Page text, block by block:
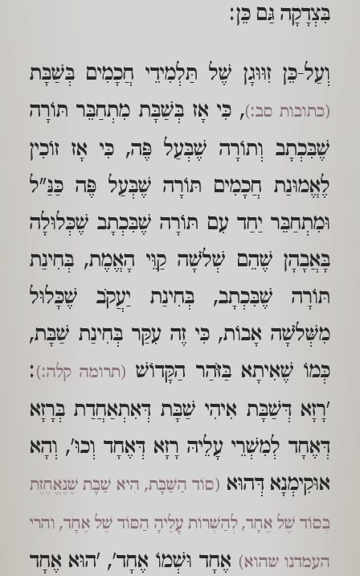
בִּצְדָקָה גַּם כֵּן:
וְעַל-כֵּן זִוּוּגָן שֶׁל תַּלְמִידֵי חֲכָמִים בְּשַׁבָּת
(כתובות סב:), כִּי אָז בְּשַׁבָּת מִתְחַבֵּר תּוֹרָה
שֶׁבִּכְתָב וְתוֹרָה שֶׁבְּעַל פֶּה, כִּי אָז זוֹכִין
לֶאֱמוּנַת חֲכָמִים תּוֹרָה שֶׁבְּעַל פֶּה כַּנַּ"ל
וּמִתְחַבֵּר יַחַד עִם תּוֹרָה שֶׁבִּכְתָב שֶׁכְּלוּלָה
בָּאֲבָהָן שֶׁהֵם שְׁלֹשָׁה קַוֵּי הָאֱמֶת, בְּחִינַת
תּוֹרָה שֶׁבִּכְתָב, בְּחִינַת יַעֲקֹב שֶׁכָּלוּל
מִשְּׁלֹשָׁה אָבוֹת, כִּי זֶה עִקַּר בְּחִינַת שַׁבָּת,
כְּמוֹ שֶׁאִיתָא בַּזֹּהַר הַקָּדוֹשׁ (תרומה קלה:):
'רָזָא דְּשַׁבָּת אִיהִי שַׁבָּת דְּאִתְאַחֲדַת בְּרָזָא
דְּאֶחָד לְמִשְׁרֵי עָלֵיהּ רָזָא דְּאֶחָד וְכוּ', וְהָא
אוּקִימְנָא דְּהוּא (סוֹד הַשַּׁבָּת, הִיא שַׁבָּת שֶׁנֶּאֱחֶזֶת
בְּסוֹד שֶׁל אֶחָד, לְהַשְׁרוֹת עָלֶיהָ הַסּוֹד שֶׁל אֶחָד, והרי
העמדנו שהוא) אֶחָד וּשְׁמוֹ אֶחָד', 'הוּא אֶחָד